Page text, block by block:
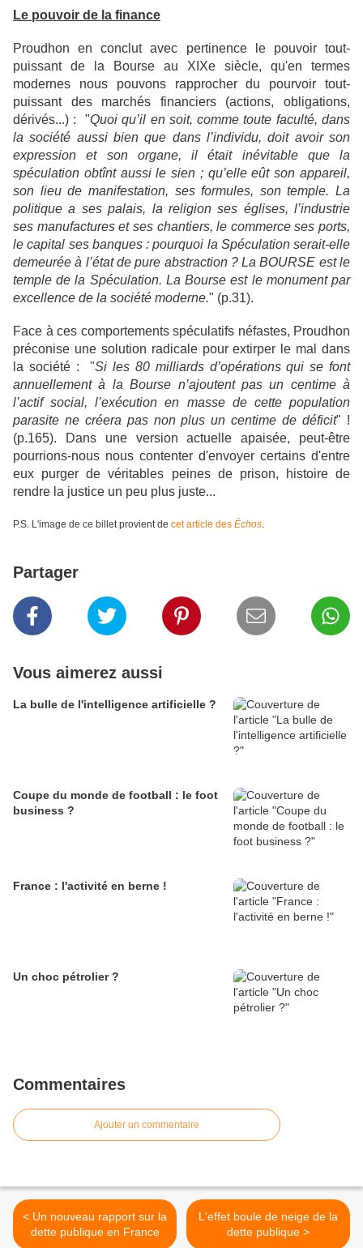
Le pouvoir de la finance
Proudhon en conclut avec pertinence le pouvoir tout-
puissant de la Bourse au XIXe siècle, qu'en termes
modernes nous pouvons rapprocher du pourvoir tout-
puissant des marchés financiers (actions, obligations,
dérivés...) : "Quoi qu’il en soit, comme toute faculté, dans
la société aussi bien que dans l’individu, doit avoir son
expression et son organe, il était inévitable que la
spéculation obtînt aussi le sien ; qu’elle eût son appareil,
son lieu de manifestation, ses formules, son temple. La
politique a ses palais, la religion ses églises, l’industrie
ses manufactures et ses chantiers, le commerce ses ports,
le capital ses banques : pourquoi la Spéculation serait-elle
demeurée à l’état de pure abstraction ? La BOURSE est le
temple de la Spéculation. La Bourse est le monument par
excellence de la société moderne." (p.31).
Face à ces comportements spéculatifs néfastes, Proudhon
préconise une solution radicale pour extirper le mal dans
la société : "Si les 80 milliards d’opérations qui se font
annuellement à la Bourse n’ajoutent pas un centime à
l’actif social, l’exécution en masse de cette population
parasite ne créera pas non plus un centime de déficit" !
(p.165). Dans une version actuelle apaisée, peut-être
pourrions-nous nous contenter d'envoyer certains d'entre
eux purger de véritables peines de prison, histoire de
rendre la justice un peu plus juste...
P.S. L'image de ce billet provient de cet article des Échos.
Partager
Vous aimerez aussi
La bulle de l'intelligence artificielle ?
Coupe du monde de football : le foot
business ?
France : l'activité en berne !
Un choc pétrolier ?
Commentaires
Ajouter un commentaire
< Un nouveau rapport sur la
dette publique en France
L'effet boule de neige de la
dette publique >